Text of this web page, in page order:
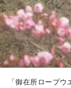
「御在所ロープ